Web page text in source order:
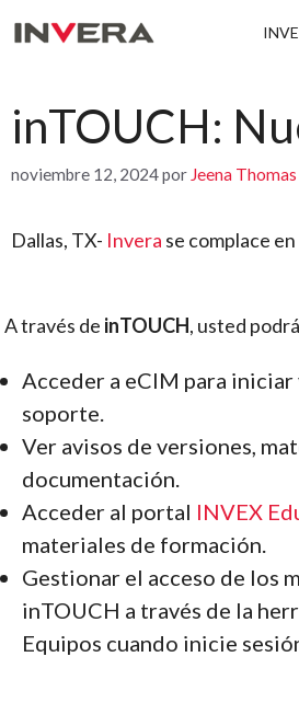
inTOUCH:
noviembre 12, 2024por Jeena Thomas
Dallas, TX- Invera se complace
A través de inTOUCH, usted
Acceder a eCIM para
soporte.
Ver avisos de versiones,
documentación.
Acceder al portal INVEX
materiales de formación.
Gestionar el acceso de los
inTOUCH a través de la
Equipos cuando inicie